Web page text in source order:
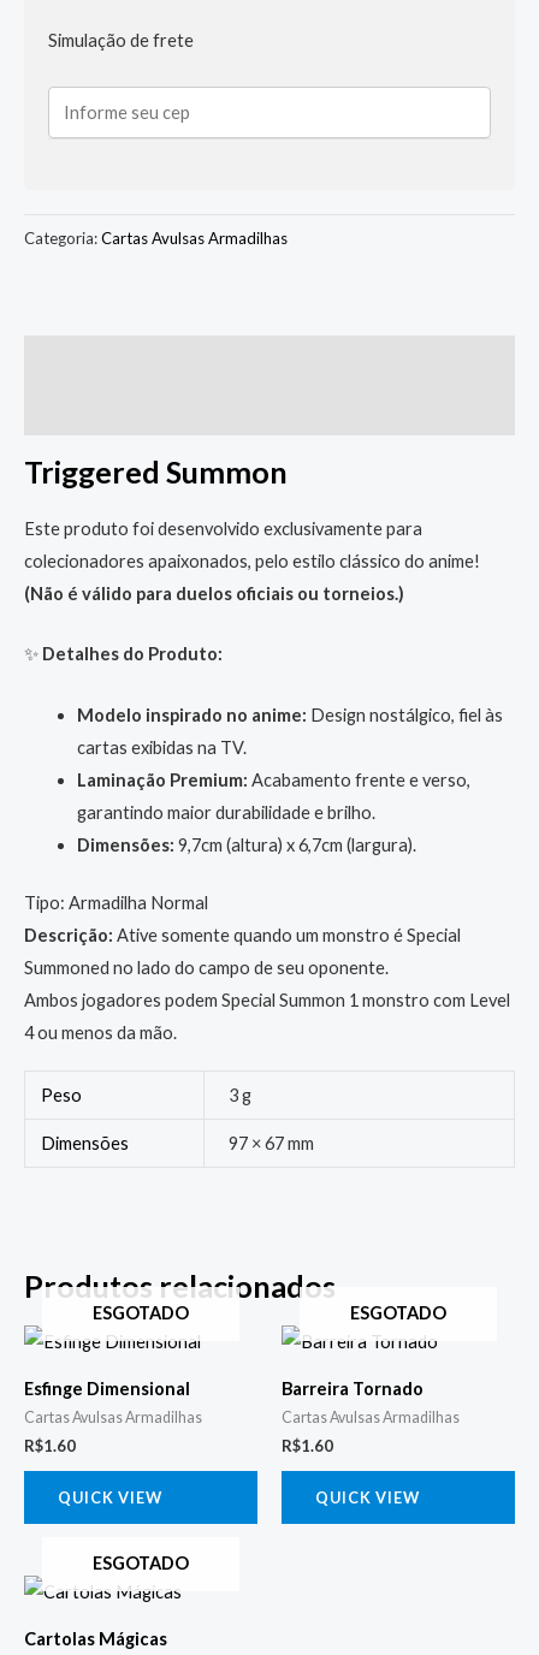
Simulação de frete
Categoria:Cartas Avulsas Armadilhas
Triggered Summon
Este produto foi desenvolvido exclusivamente para
colecionadores apaixonados, pelo estilo clássico do anime!
(Não é válido para duelos oficiais ou torneios.)
✨ Detalhes do Produto:
Modelo inspirado no anime: Design nostálgico, fiel às
cartas exibidas na TV.
Laminação Premium: Acabamento frente e verso,
garantindo maior durabilidade e brilho.
Dimensões: 9,7cm (altura) x 6,7cm (largura).
Tipo: Armadilha Normal
Descrição: Ative somente quando um monstro é Special
Summoned no lado do campo de seu oponente.
Ambos jogadores podem Special Summon 1 monstro com Level
4 ou menos da mão.
Peso 3 g
Dimensões 97 × 67 mm
Produtos relacionados
ESGOTADO
Esfinge Dimensional
Cartas Avulsas Armadilhas
R$1.60
QUICK VIEW
ESGOTADO
Barreira Tornado
Cartas Avulsas Armadilhas
R$1.60
QUICK VIEW
ESGOTADO
Cartolas Mágicas